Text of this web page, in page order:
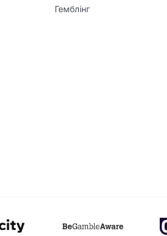
Гемблінг